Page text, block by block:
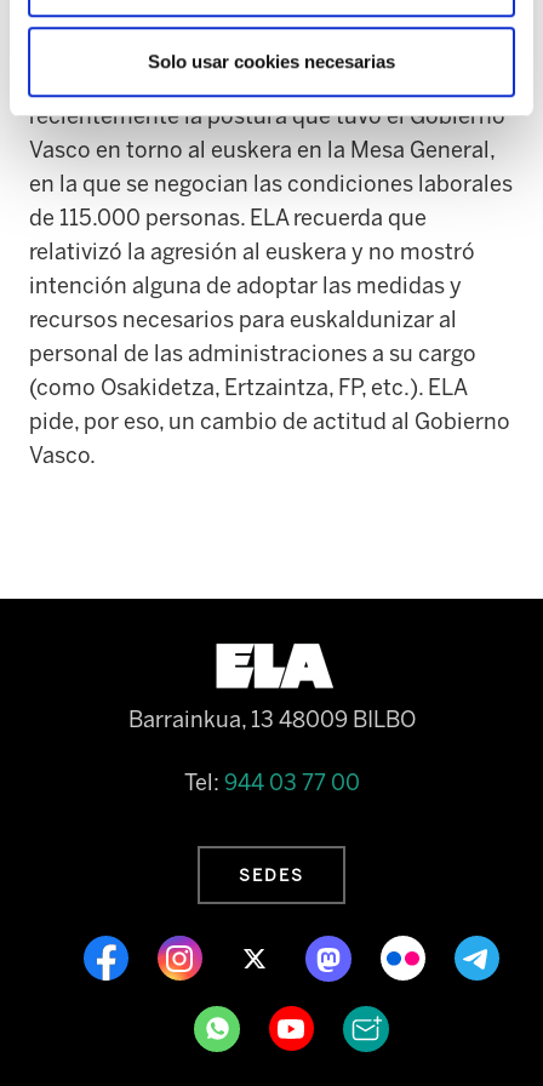
Solo usar cookies necesarias
Las movilizaciones se enmarcan en un
recientemente la postura que tuvo el Gobierno
Vasco en torno al euskera en la Mesa General,
en la que se negocian las condiciones laborales
de 115.000 personas. ELA recuerda que
relativizó la agresión al euskera y no mostró
intención alguna de adoptar las medidas y
recursos necesarios para euskaldunizar al
personal de las administraciones a su cargo
(como Osakidetza, Ertzaintza, FP, etc.). ELA
pide, por eso, un cambio de actitud al Gobierno
Vasco.
Barrainkua, 13 48009 BILBO
Tel: 944 03 77 00
SEDES